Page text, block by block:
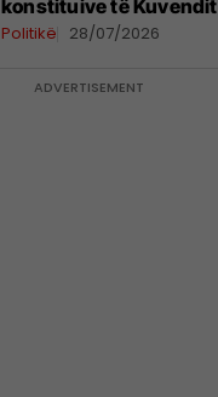
konstituive të Kuvendit
Politikë 28/07/2026